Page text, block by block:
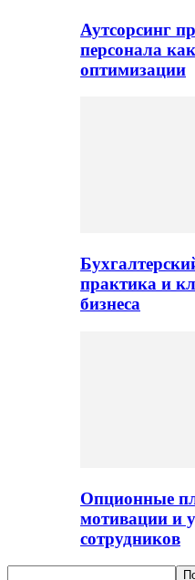
Аутсорсинг
персонала
оптимизации
практика и
бизнеса
Опционные
мотивации и
сотрудников